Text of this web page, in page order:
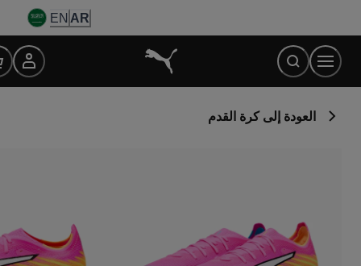
Content
AR
EN
العودة إلى كرة القدم